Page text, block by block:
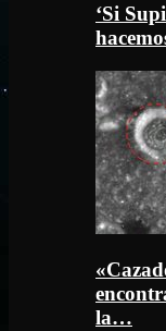
‘Si
la…